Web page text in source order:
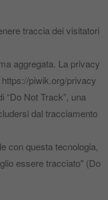
traccia dei visitatori
aggregata. La privacy
piwik.org/privacy
“Do Not Track”, una
dal tracciamento
con questa tecnologia,
essere tracciato" (Do